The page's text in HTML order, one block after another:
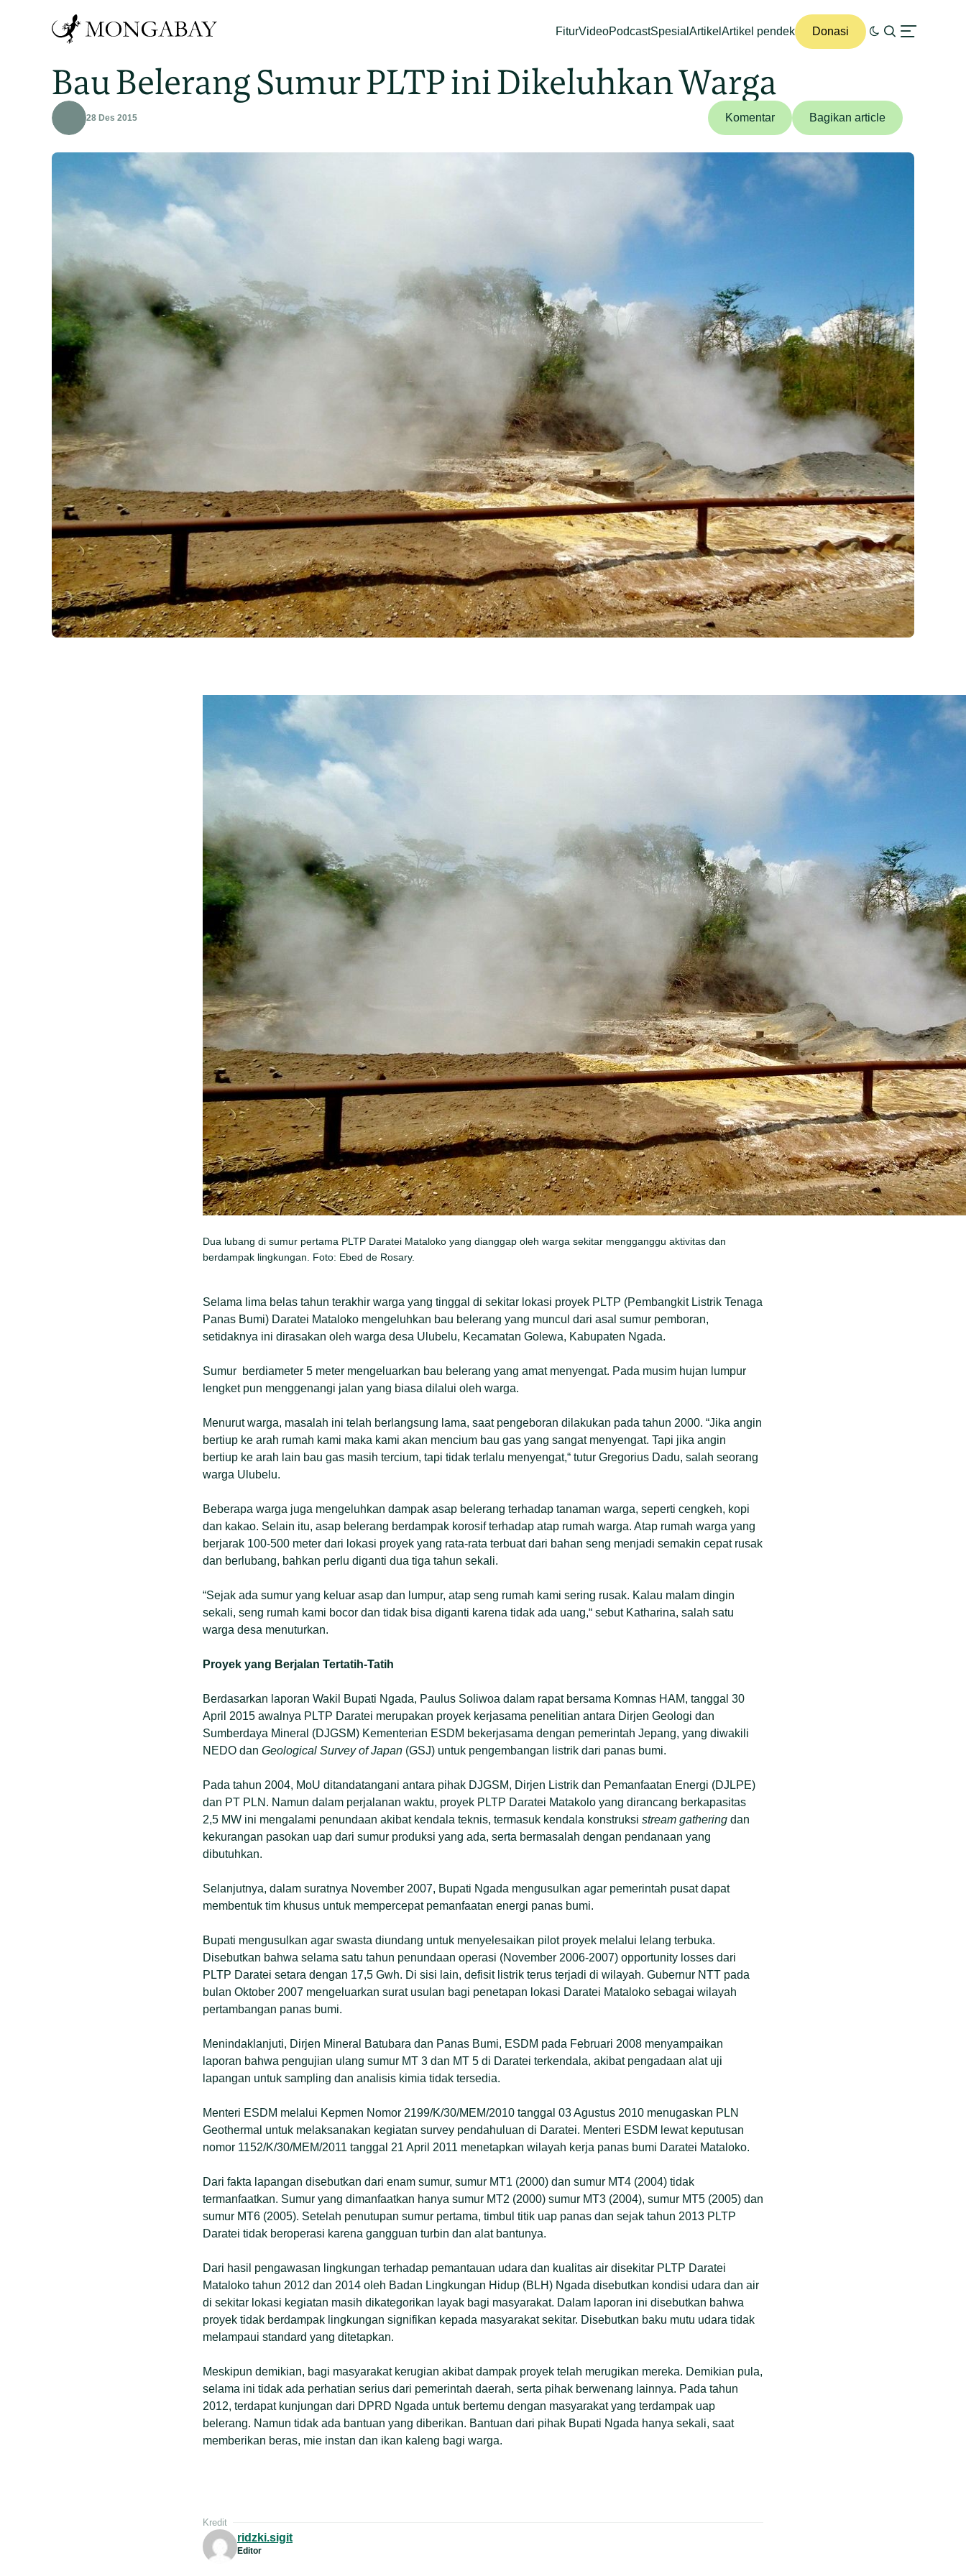
FiturVideoPodcastSpesial Artikel Artikel pendek Donasi
Bau Belerang Sumur PLTP ini Dikeluhkan Warga
28 Des 2015 Komentar Bagikan article
Dua lubang di sumur pertama PLTP Daratei Mataloko yang dianggap oleh warga sekitar mengganggu aktivitas dan
berdampak lingkungan. Foto: Ebed de Rosary.
Selama lima belas tahun terakhir warga yang tinggal di sekitar lokasi proyek PLTP (Pembangkit Listrik Tenaga
Panas Bumi) Daratei Mataloko mengeluhkan bau belerang yang muncul dari asal sumur pemboran,
setidaknya ini dirasakan oleh warga desa Ulubelu, Kecamatan Golewa, Kabupaten Ngada.
Sumur berdiameter 5 meter mengeluarkan bau belerang yang amat menyengat. Pada musim hujan lumpur
lengket pun menggenangi jalan yang biasa dilalui oleh warga.
Menurut warga, masalah ini telah berlangsung lama, saat pengeboran dilakukan pada tahun 2000. “Jika angin
bertiup ke arah rumah kami maka kami akan mencium bau gas yang sangat menyengat. Tapi jika angin
bertiup ke arah lain bau gas masih tercium, tapi tidak terlalu menyengat,“ tutur Gregorius Dadu, salah seorang
warga Ulubelu.
Beberapa warga juga mengeluhkan dampak asap belerang terhadap tanaman warga, seperti cengkeh, kopi
dan kakao. Selain itu, asap belerang berdampak korosif terhadap atap rumah warga. Atap rumah warga yang
berjarak 100-500 meter dari lokasi proyek yang rata-rata terbuat dari bahan seng menjadi semakin cepat rusak
dan berlubang, bahkan perlu diganti dua tiga tahun sekali.
“Sejak ada sumur yang keluar asap dan lumpur, atap seng rumah kami sering rusak. Kalau malam dingin
sekali, seng rumah kami bocor dan tidak bisa diganti karena tidak ada uang,“ sebut Katharina, salah satu
warga desa menuturkan.
Proyek yang Berjalan Tertatih-Tatih
Berdasarkan laporan Wakil Bupati Ngada, Paulus Soliwoa dalam rapat bersama Komnas HAM, tanggal 30
April 2015 awalnya PLTP Daratei merupakan proyek kerjasama penelitian antara Dirjen Geologi dan
Sumberdaya Mineral (DJGSM) Kementerian ESDM bekerjasama dengan pemerintah Jepang, yang diwakili
NEDO dan Geological Survey of Japan (GSJ) untuk pengembangan listrik dari panas bumi.
Pada tahun 2004, MoU ditandatangani antara pihak DJGSM, Dirjen Listrik dan Pemanfaatan Energi (DJLPE)
dan PT PLN. Namun dalam perjalanan waktu, proyek PLTP Daratei Matakolo yang dirancang berkapasitas
2,5 MW ini mengalami penundaan akibat kendala teknis, termasuk kendala konstruksi stream gathering dan
kekurangan pasokan uap dari sumur produksi yang ada, serta bermasalah dengan pendanaan yang
dibutuhkan.
Selanjutnya, dalam suratnya November 2007, Bupati Ngada mengusulkan agar pemerintah pusat dapat
membentuk tim khusus untuk mempercepat pemanfaatan energi panas bumi.
Bupati mengusulkan agar swasta diundang untuk menyelesaikan pilot proyek melalui lelang terbuka.
Disebutkan bahwa selama satu tahun penundaan operasi (November 2006-2007) opportunity losses dari
PLTP Daratei setara dengan 17,5 Gwh. Di sisi lain, defisit listrik terus terjadi di wilayah. Gubernur NTT pada
bulan Oktober 2007 mengeluarkan surat usulan bagi penetapan lokasi Daratei Mataloko sebagai wilayah
pertambangan panas bumi.
Menindaklanjuti, Dirjen Mineral Batubara dan Panas Bumi, ESDM pada Februari 2008 menyampaikan
laporan bahwa pengujian ulang sumur MT 3 dan MT 5 di Daratei terkendala, akibat pengadaan alat uji
lapangan untuk sampling dan analisis kimia tidak tersedia.
Menteri ESDM melalui Kepmen Nomor 2199/K/30/MEM/2010 tanggal 03 Agustus 2010 menugaskan PLN
Geothermal untuk melaksanakan kegiatan survey pendahuluan di Daratei. Menteri ESDM lewat keputusan
nomor 1152/K/30/MEM/2011 tanggal 21 April 2011 menetapkan wilayah kerja panas bumi Daratei Mataloko.
Dari fakta lapangan disebutkan dari enam sumur, sumur MT1 (2000) dan sumur MT4 (2004) tidak
termanfaatkan. Sumur yang dimanfaatkan hanya sumur MT2 (2000) sumur MT3 (2004), sumur MT5 (2005) dan
sumur MT6 (2005). Setelah penutupan sumur pertama, timbul titik uap panas dan sejak tahun 2013 PLTP
Daratei tidak beroperasi karena gangguan turbin dan alat bantunya.
Dari hasil pengawasan lingkungan terhadap pemantauan udara dan kualitas air disekitar PLTP Daratei
Mataloko tahun 2012 dan 2014 oleh Badan Lingkungan Hidup (BLH) Ngada disebutkan kondisi udara dan air
di sekitar lokasi kegiatan masih dikategorikan layak bagi masyarakat. Dalam laporan ini disebutkan bahwa
proyek tidak berdampak lingkungan signifikan kepada masyarakat sekitar. Disebutkan baku mutu udara tidak
melampaui standard yang ditetapkan.
Meskipun demikian, bagi masyarakat kerugian akibat dampak proyek telah merugikan mereka. Demikian pula,
selama ini tidak ada perhatian serius dari pemerintah daerah, serta pihak berwenang lainnya. Pada tahun
2012, terdapat kunjungan dari DPRD Ngada untuk bertemu dengan masyarakat yang terdampak uap
belerang. Namun tidak ada bantuan yang diberikan. Bantuan dari pihak Bupati Ngada hanya sekali, saat
memberikan beras, mie instan dan ikan kaleng bagi warga.
Kredit
ridzki.sigit
Editor